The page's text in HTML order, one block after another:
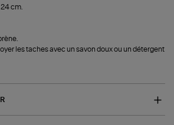
cm.
les taches avec un savon doux ou un détergent